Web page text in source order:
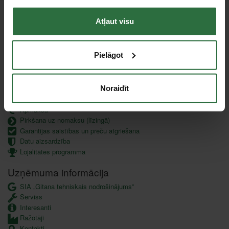
Atļaut visu
Pielāgot
Noraidīt
Apmaksa
Pirkšana uz nomaksu (līzingā)
Garantijas saistības un preču atgriešana
Datu aizsardzība
Lojalitātes programma
Uzņēmuma informācija
SIA „Gitana tehniskais nodrošinājums”
Serviss
Interesanti
Ražotāji